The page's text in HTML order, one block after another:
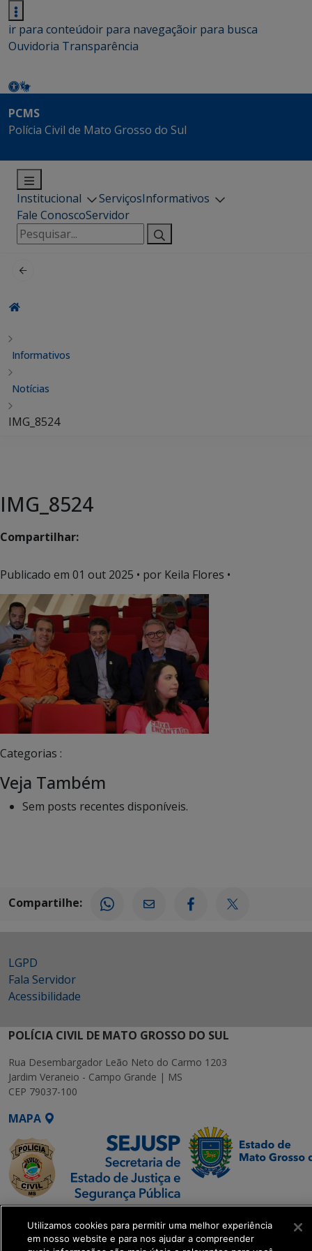
ir para conteúdoir para navegaçãoir para busca
Ouvidoria Transparência
PCMS
Polícia Civil de Mato Grosso do Sul
Institucional ServiçosInformativos
Fale ConoscoServidor
Pesquisar
por:
Informativos
Notícias
IMG_8524
IMG_8524
Compartilhar:
Publicado em 01 out 2025 • por Keila Flores •
Categorias :
Veja Também
Sem posts recentes disponíveis.
Compartilhe:
LGPD
Fala Servidor
Acessibilidade
POLÍCIA CIVIL DE MATO GROSSO DO SUL
Rua Desembargador Leão Neto do Carmo 1203
Jardim Veraneio - Campo Grande | MS
CEP 79037-100
MAPA
SETDIG | Secretaria-
Executiva de
Utilizamos cookies para permitir uma melhor experiência
em nosso website e para nos ajudar a compreender